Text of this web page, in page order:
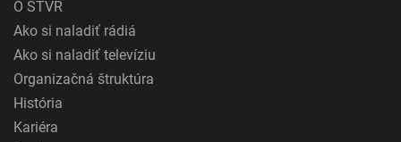
O STVR
Ako si naladiť rádiá
Ako si naladiť televíziu
Organizačná štruktúra
História
Kariéra